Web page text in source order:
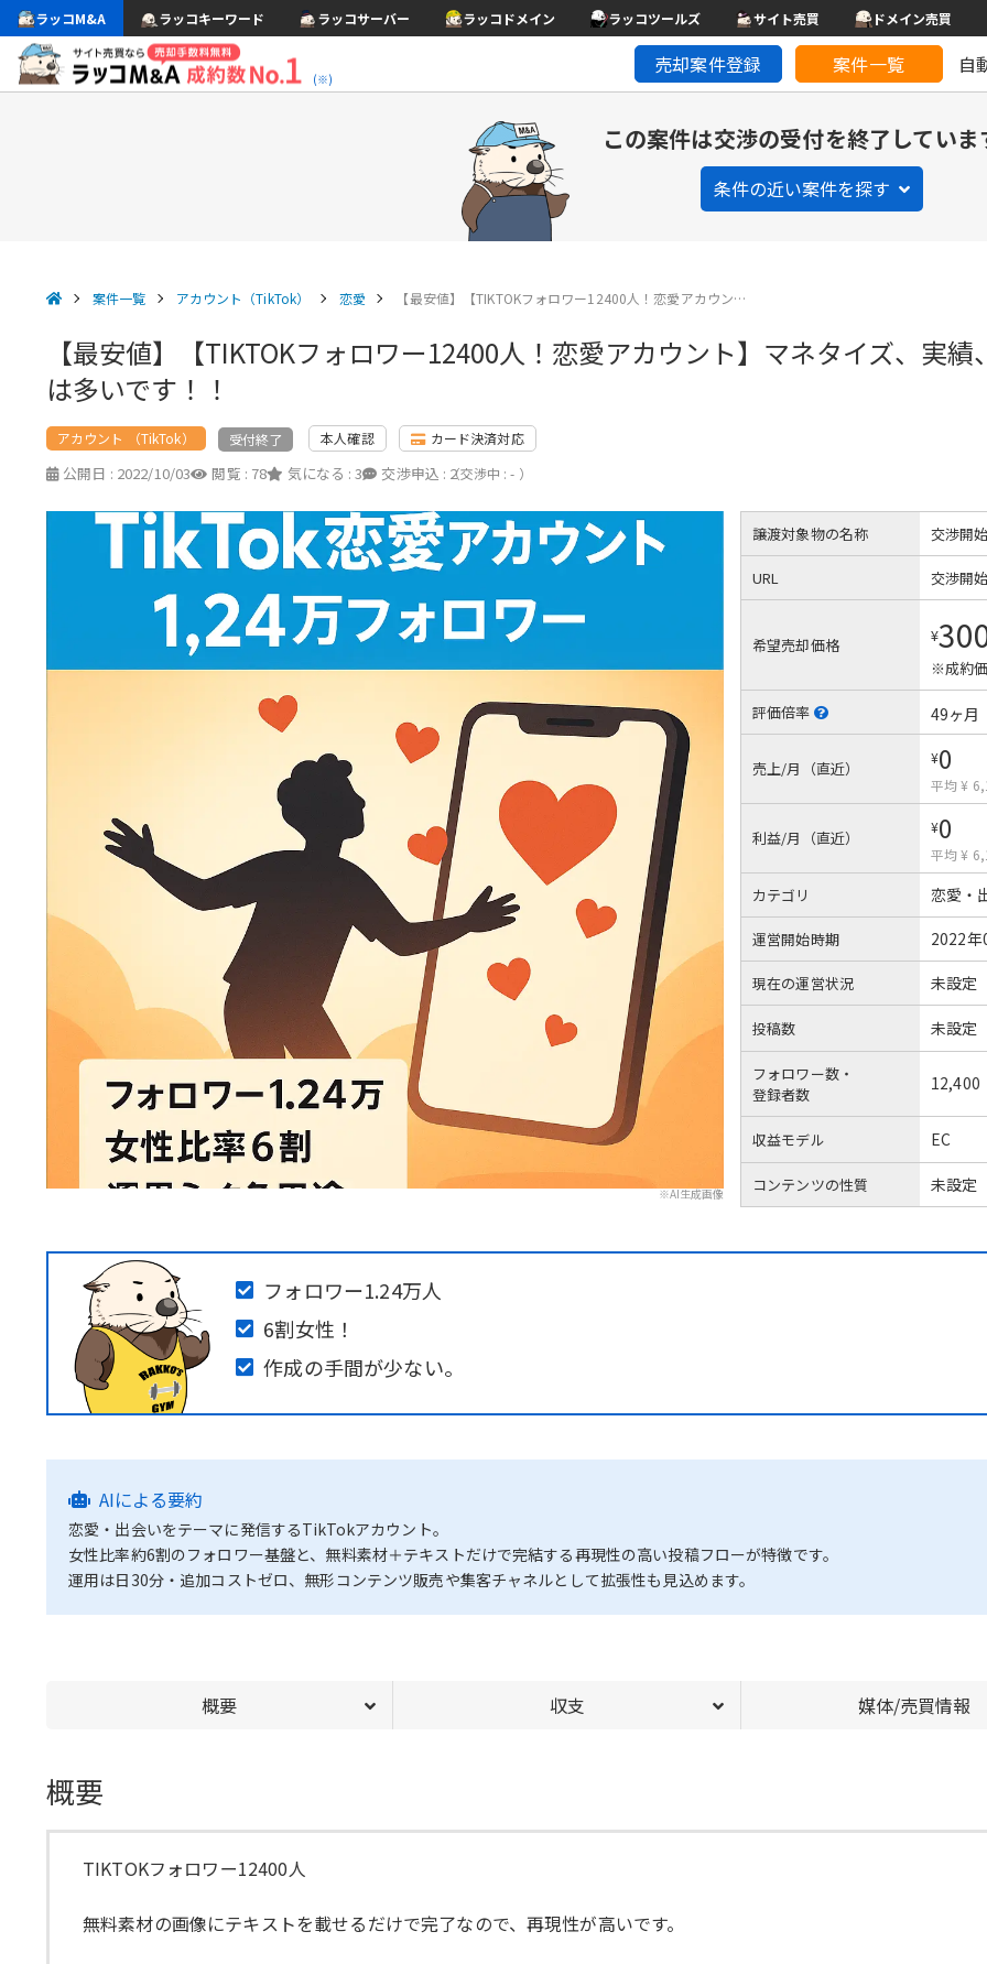
ラッコM&A ラッコキーワード ラッコサーバー ラッコドメイン ラッコツールズ サイト売買 ドメイン売買
(※)
売却案件登録 案件一覧 自
この案件は交渉の受付を終了していま
条件の近い案件を探す
案件一覧 アカウント（TikTok） 恋愛 【最安値】【TIKTOKフォロワー12400人！恋愛アカウン…
【最安値】【TIKTOKフォロワー12400人！恋愛アカウント】マネタイズ、実
は多いです！！
アカウント （TikTok） 受付終了 本人確認 カード決済対応
公開日 : 2022/10/03 閲覧 : 78 気になる :3 交渉申込 : 2
（交渉中 : - ）
※AI生成画像
譲渡対象物の名称 交渉開
URL 交渉開
希望売却価格 ¥
※成約
評価倍率 49ヶ月
売上/月（直近）
¥0
平均 ¥
利益/月（直近）
¥0
平均 ¥
カテゴリ 恋愛・
運営開始時期 2022年
現在の運営状況 未設定
投稿数 未設定
フォロワー数・
登録者数
12,400
収益モデル EC
コンテンツの性質 未設定
フォロワー1.24万人
6割女性！
作成の手間が少ない。
AIによる要約
恋愛・出会いをテーマに発信するTikTokアカウント。
女性比率約6割のフォロワー基盤と、無料素材＋テキストだけで完結する再現性の高い投稿フローが特徴です。
運用は日30分・追加コストゼロ、無形コンテンツ販売や集客チャネルとして拡張性も見込めます。
概要 収支 媒体/売買情報
概要
TIKTOKフォロワー12400人
無料素材の画像にテキストを載せるだけで完了なので、再現性が高いです。